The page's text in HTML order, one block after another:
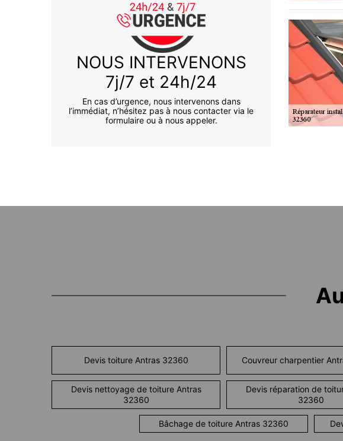
NOUS INTERVENONS
7j/7 et 24h/24
En cas d’urgence, nous intervenons dans
l’immédiat, n’hésitez pas à nous contacter via le
formulaire ou à nous appeler.
Devis toiture Antras 32360 Couvreur charpentier
Devis nettoyage de toiture Antras
32360
Devis réparation de
32360
Bâchage de toiture Antras 32360